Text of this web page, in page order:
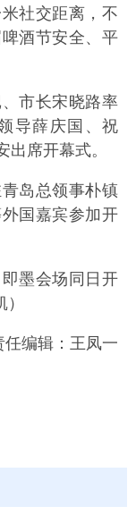
社交距离，不
酒节安全、平
市长宋晓路率
导薛庆国、祝
席开幕式。
岛总领事朴镇
国嘉宾参加开
墨会场同日开
任编辑：王凤一